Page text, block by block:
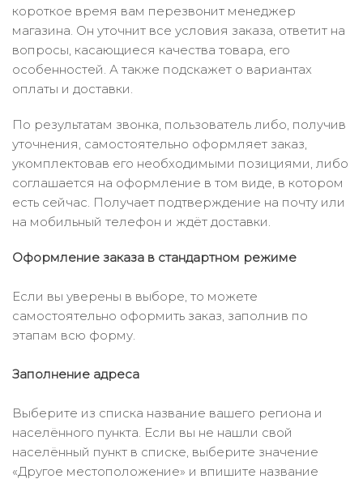
короткое время вам перезвонит менеджер
магазина. Он уточнит все условия заказа, ответит на
вопросы, касающиеся качества товара, его
особенностей. А также подскажет о вариантах
оплаты и доставки.
По результатам звонка, пользователь либо, получив
уточнения, самостоятельно оформляет заказ,
укомплектовав его необходимыми позициями, либо
соглашается на оформление в том виде, в котором
есть сейчас. Получает подтверждение на почту или
на мобильный телефон и ждёт доставки.
Оформление заказа в стандартном режиме
Если вы уверены в выборе, то можете
самостоятельно оформить заказ, заполнив по
этапам всю форму.
Заполнение адреса
Выберите из списка название вашего региона и
населённого пункта. Если вы не нашли свой
населённый пункт в списке, выберите значение
«Другое местоположение» и впишите название